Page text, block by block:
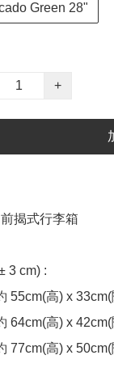
Green 28"
+
揭式行李箱
3 cm) :
55cm(高) x
64cm(高) x
77cm(高) x